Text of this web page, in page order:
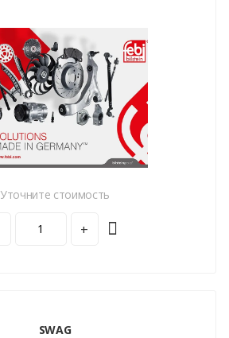
Уточните стоимость
+
SWAG